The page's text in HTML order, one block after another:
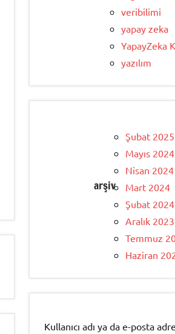
veribilimi
yapay zeka
YapayZeka
yazılım
arşiv
Şubat 2025
Mayıs 2024
Nisan 2024
Mart 2024
Şubat 2024
Aralık 2023
Temmuz
Haziran
Kullanıcı adı ya da e-posta